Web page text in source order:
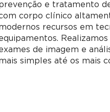
e tratamento
corpo clínico
recursos em
de imagem e
simples até os mais